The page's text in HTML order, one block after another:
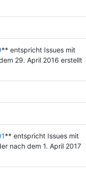
** entspricht Issues mit
29. April 2016 erstellt
** entspricht Issues mit
nach dem 1. April 2017